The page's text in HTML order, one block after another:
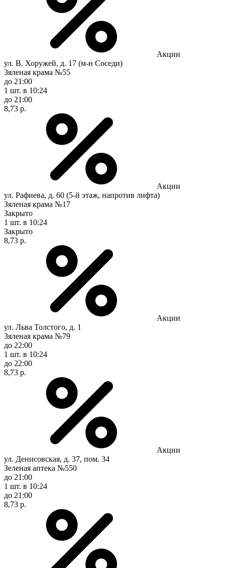
Акции
ул. В. Хоружей, д. 17 (м-н Соседи)
Зяленая крама №55
до 21:00
1 шт. в 10:24
до 21:00
8,73 р.
Акции
ул. Рафиева, д. 60 (5-й этаж, напротив лифта)
Зяленая крама №17
Закрыто
1 шт. в 10:24
Закрыто
8,73 р.
Акции
ул. Льва Толстого, д. 1
Зяленая крама №79
до 22:00
1 шт. в 10:24
до 22:00
8,73 р.
Акции
ул. Денисовская, д. 37, пом. 34
Зеленая аптека №550
до 21:00
1 шт. в 10:24
до 21:00
8,73 р.